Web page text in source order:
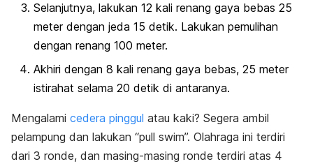
Selanjutnya, lakukan 12 kali renang gaya bebas 25
meter dengan jeda 15 detik. Lakukan pemulihan
dengan renang 100 meter.
Akhiri dengan 8 kali renang gaya bebas, 25 meter
istirahat selama 20 detik di antaranya.
Mengalami cedera pinggul atau kaki? Segera ambil
pelampung dan lakukan “pull swim”. Olahraga ini terdiri
dari 3 ronde, dan masing-masing ronde terdiri atas 4